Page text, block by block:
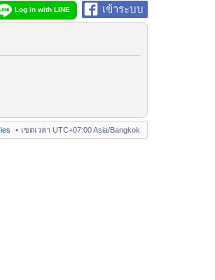
เข้าระบบ
Log in with LINE
เขตเวลา UTC+07:00 Asia/Bangkok